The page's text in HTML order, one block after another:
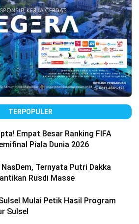
TERPOPULER
Empat Besar Ranking FIFA
Piala Dunia 2026
Ternyata Putri Dakka
Rusdi Masse
Mulai Petik Hasil Program
Sulsel